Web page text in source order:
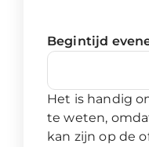
Begintijd
Het is handig
te weten,
kan zijn op de